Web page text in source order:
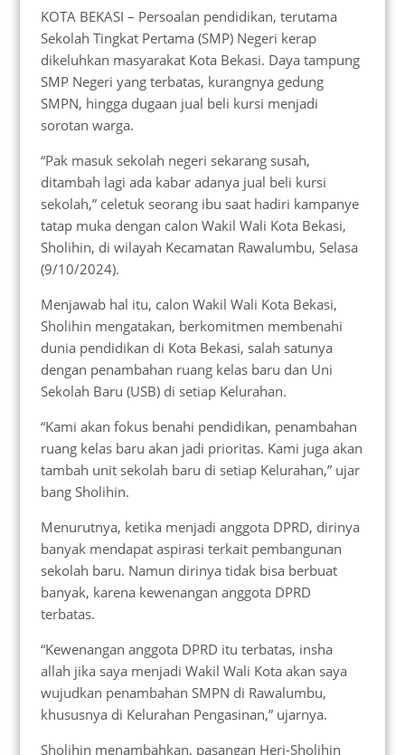
KOTA BEKASI – Persoalan pendidikan, terutama
Sekolah Tingkat Pertama (SMP) Negeri kerap
dikeluhkan masyarakat Kota Bekasi. Daya tampung
SMP Negeri yang terbatas, kurangnya gedung
SMPN, hingga dugaan jual beli kursi menjadi
sorotan warga.
“Pak masuk sekolah negeri sekarang susah,
ditambah lagi ada kabar adanya jual beli kursi
sekolah,” celetuk seorang ibu saat hadiri kampanye
tatap muka dengan calon Wakil Wali Kota Bekasi,
Sholihin, di wilayah Kecamatan Rawalumbu, Selasa
(9/10/2024).
Menjawab hal itu, calon Wakil Wali Kota Bekasi,
Sholihin mengatakan, berkomitmen membenahi
dunia pendidikan di Kota Bekasi, salah satunya
dengan penambahan ruang kelas baru dan Uni
Sekolah Baru (USB) di setiap Kelurahan.
“Kami akan fokus benahi pendidikan, penambahan
ruang kelas baru akan jadi prioritas. Kami juga akan
tambah unit sekolah baru di setiap Kelurahan,” ujar
bang Sholihin.
Menurutnya, ketika menjadi anggota DPRD, dirinya
banyak mendapat aspirasi terkait pembangunan
sekolah baru. Namun dirinya tidak bisa berbuat
banyak, karena kewenangan anggota DPRD
terbatas.
“Kewenangan anggota DPRD itu terbatas, insha
allah jika saya menjadi Wakil Wali Kota akan saya
wujudkan penambahan SMPN di Rawalumbu,
khususnya di Kelurahan Pengasinan,” ujarnya.
Sholihin menambahkan, pasangan Heri-Sholihin